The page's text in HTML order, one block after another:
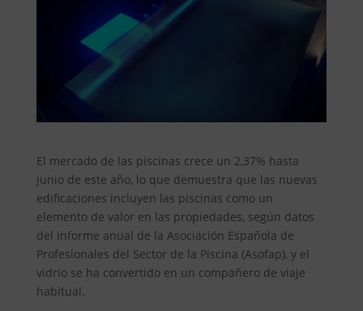
El mercado de las piscinas crece un 2,37% hasta
junio de este año, lo que demuestra que las nuevas
edificaciones incluyen las piscinas como un
elemento de valor en las propiedades, según datos
del informe anual de la Asociación Española de
Profesionales del Sector de la Piscina (Asofap), y el
vidrio se ha convertido en un compañero de viaje
habitual.